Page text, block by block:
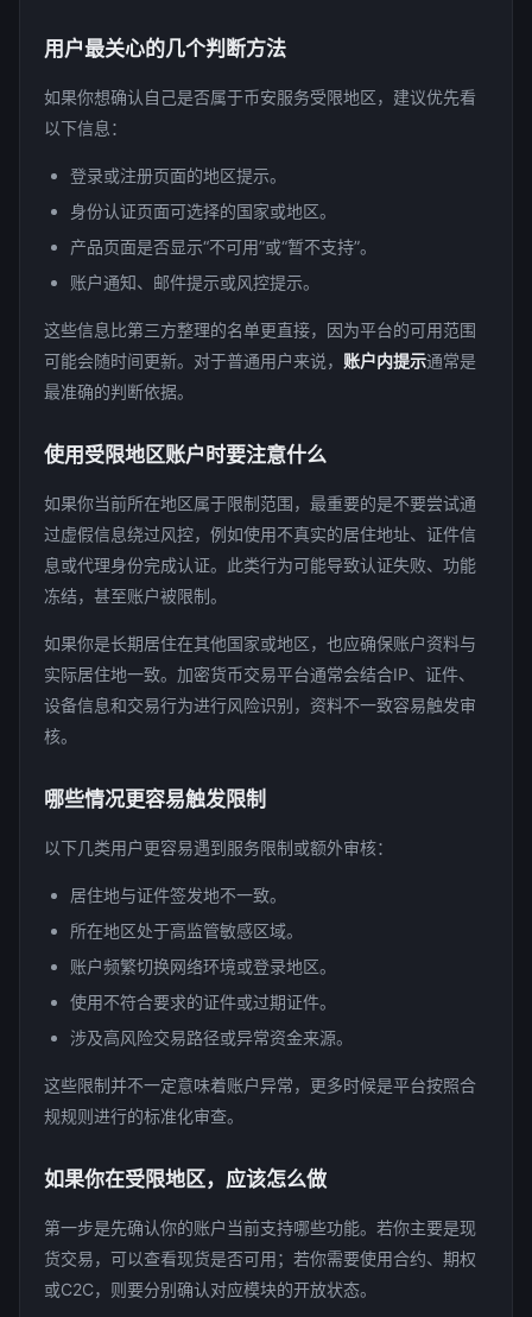
用户最关心的几个判断方法
如果你想确认自己是否属于币安服务受限地区，建议优先看
以下信息：
登录或注册页面的地区提示。
身份认证页面可选择的国家或地区。
产品页面是否显示“不可用”或“暂不支持”。
账户通知、邮件提示或风控提示。
这些信息比第三方整理的名单更直接，因为平台的可用范围
可能会随时间更新。对于普通用户来说， 账户内提示通常是
最准确的判断依据。
使用受限地区账户时要注意什么
如果你当前所在地区属于限制范围，最重要的是不要尝试通
过虚假信息绕过风控，例如使用不真实的居住地址、证件信
息或代理身份完成认证。此类行为可能导致认证失败、功能
冻结，甚至账户被限制。
如果你是长期居住在其他国家或地区，也应确保账户资料与
实际居住地一致。加密货币交易平台通常会结合IP、证件、
设备信息和交易行为进行风险识别，资料不一致容易触发审
核。
哪些情况更容易触发限制
以下几类用户更容易遇到服务限制或额外审核：
居住地与证件签发地不一致。
所在地区处于高监管敏感区域。
账户频繁切换网络环境或登录地区。
使用不符合要求的证件或过期证件。
涉及高风险交易路径或异常资金来源。
这些限制并不一定意味着账户异常，更多时候是平台按照合
规规则进行的标准化审查。
如果你在受限地区，应该怎么做
第一步是先确认你的账户当前支持哪些功能。若你主要是现
货交易，可以查看现货是否可用；若你需要使用合约、期权
或C2C，则要分别确认对应模块的开放状态。